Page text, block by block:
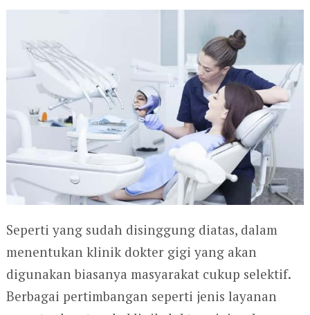
Seperti yang sudah disinggung diatas, dalam
menentukan klinik dokter gigi yang akan
digunakan biasanya masyarakat cukup selektif.
Berbagai pertimbangan seperti jenis layanan